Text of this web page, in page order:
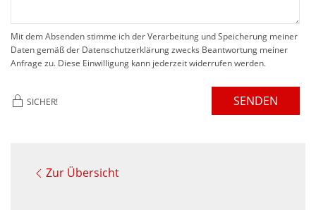
Mit dem Absenden stimme ich der Verarbeitung und Speicherung meiner
Daten gemäß der Datenschutzerklärung zwecks Beantwortung meiner
Anfrage zu. Diese Einwilligung kann jederzeit widerrufen werden.
SICHER! SENDEN
Zur Übersicht